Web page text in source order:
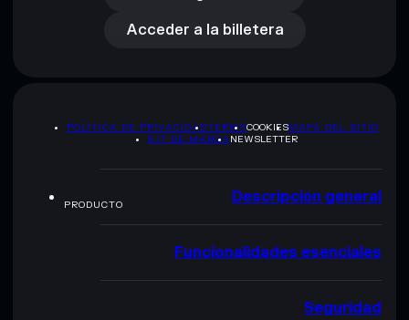
Acceder a la billetera
POLÍTICA DE PRIVACIDADTERMSCOOKIESMAPA DEL SITIO
KIT DE MARCA NEWSLETTER
PRODUCTO Descripción general
Funcionalidades esenciales
Seguridad